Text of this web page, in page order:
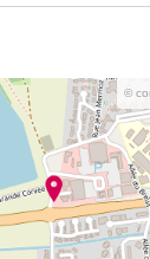
©